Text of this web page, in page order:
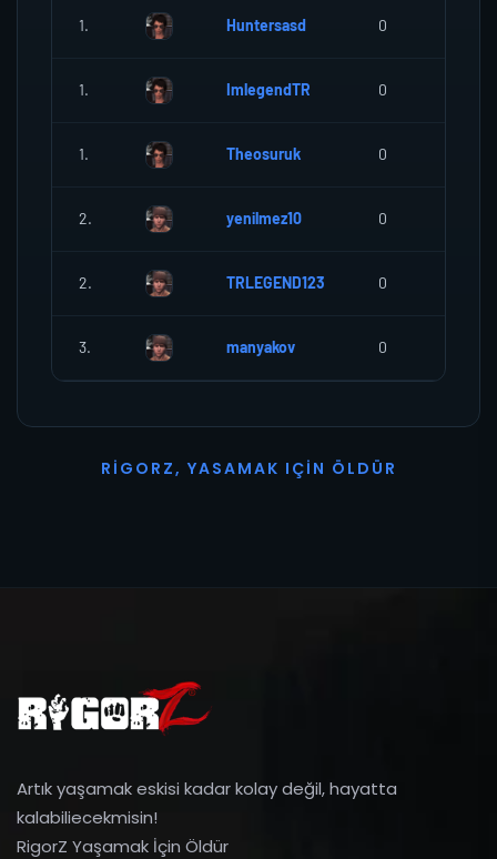
1. Huntersasd 0
1. ImlegendTR 0
1. Theosuruk 0
2. yenilmez10 0
2. TRLEGEND123 0
3. manyakov 0
R I G O R Z, YASAMAK I ÇI N Ö L D Ü R
Artık yaşamak eskisi kadar kolay değil, hayatta
kalabiliecekmisin!
RigorZ Yaşamak İçin Öldür